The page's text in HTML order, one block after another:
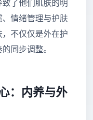
了他们肌肤的明
情绪管理与护肤
不仅仅是外在护
同步调整。
：内养与外